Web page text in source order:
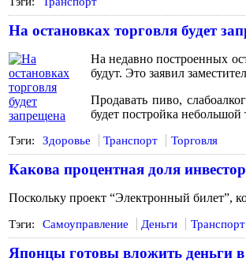
На остановках торговля будет
На недавно построенных
будут. Это заявил
Продавать пиво,
будет постройка
Тэги: Здоровье Транспорт Торговля
Какова процентная доля
Поскольку проект “Электронный билет”,
Тэги: Самоуправление Деньги Транспорт
Японцы готовы вложить деньги